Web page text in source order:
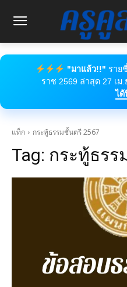
"มาแล้ว!!" ราย
ราช 2569 ล่าสุด 27 เม.
ไ
แท็ก กระทู้ธรรมชั้นตรี 2567
Tag: กระทู้ธรร